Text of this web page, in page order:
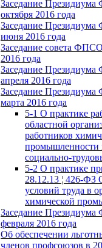
Заседание
октября 2016 года
Заседание
июня 2016 года
Заседание совета
2016 года
Заседание
апреля 2016 года
Заседание
марта 2016 года
5-1 О практике
областной
работников
промышленности
социально-
5-2 О практике
28.12.13 ¦ 426-ФЗ
условий труда в
химической
Заседание
февраля 2016 года
Об обеспечении
членов профсоюзов в